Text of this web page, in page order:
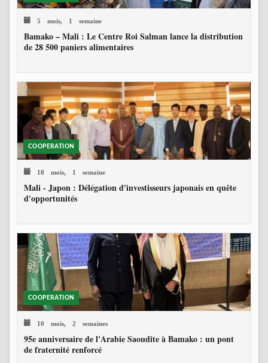
5 mois, 1 semaine
Bamako – Mali : Le Centre Roi Salman lance la distribution
de 28 500 paniers alimentaires
COOPERATION
10 mois, 1 semaine
Mali - Japon : Délégation d'investisseurs japonais en quête
d'opportunités
COOPERATION
10 mois, 2 semaines
95e anniversaire de l'Arabie Saoudite à Bamako : un pont
de fraternité renforcé